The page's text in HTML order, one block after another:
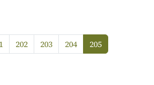
202 203 204
205